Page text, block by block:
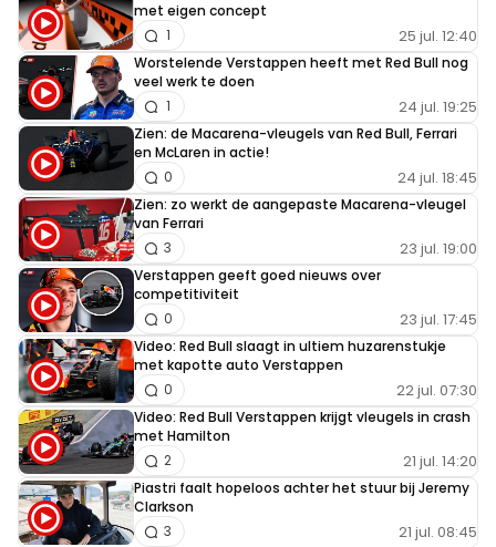
met eigen concept
25 jul. 12:40
1
Worstelende Verstappen heeft met Red Bull nog
veel werk te doen
24 jul. 19:25
1
Zien: de Macarena-vleugels van Red Bull, Ferrari
en McLaren in actie!
24 jul. 18:45
0
Zien: zo werkt de aangepaste Macarena-vleugel
van Ferrari
23 jul. 19:00
3
Verstappen geeft goed nieuws over
competitiviteit
23 jul. 17:45
0
Video: Red Bull slaagt in ultiem huzarenstukje
met kapotte auto Verstappen
22 jul. 07:30
0
Video: Red Bull Verstappen krijgt vleugels in crash
met Hamilton
21 jul. 14:20
2
Piastri faalt hopeloos achter het stuur bij Jeremy
Clarkson
21 jul. 08:45
3